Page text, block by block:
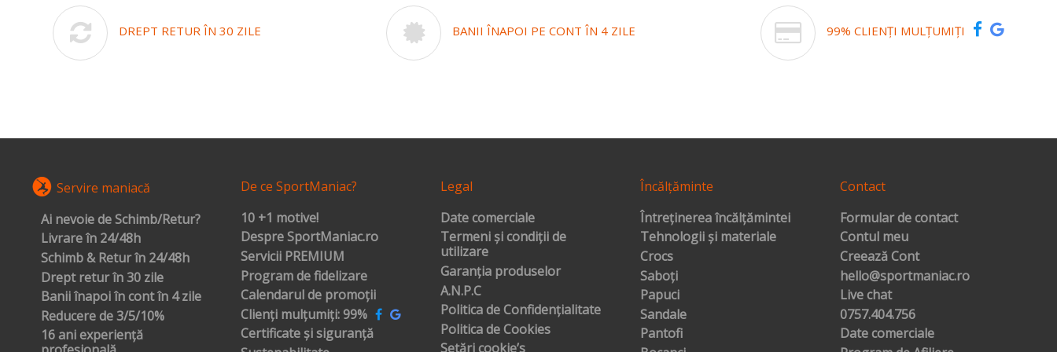
DREPT RETUR ÎN 30 ZILE BANII ÎNAPOI PE CONT ÎN 4 ZILE 99% CLIENȚI MULȚUMIȚI
Servire maniacă
Ai nevoie de Schimb/Retur?
Livrare în 24/48h
Schimb & Retur în 24/48h
Drept retur în 30 zile
Banii înapoi în cont în 4 zile
Reducere de 3/5/10%
16 ani experiență
De ce SportManiac?
10 +1 motive!
Despre SportManiac.ro
Servicii PREMIUM
Program de fidelizare
Calendarul de promoții
Clienți mulțumiți: 99%
Certificate și siguranță
Legal
Date comerciale
Termeni și condiții de
utilizare
Garanția produselor
A.N.P.C
Politica de Confidențialitate
Politica de Cookies
Setări cookie’s
Încălțăminte
Întreținerea încălțămintei
Tehnologii și materiale
Crocs
Saboți
Papuci
Sandale
Pantofi
Contact
Formular de contact
Contul meu
Creează Cont
hello@sportmaniac.ro
Live chat
0757.404.756
Date comerciale